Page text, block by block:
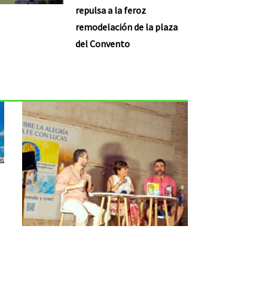
repulsa a la feroz
remodelación de la plaza
del Convento